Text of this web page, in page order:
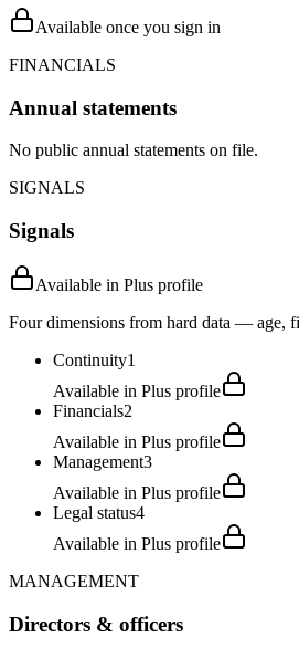
Available once you sign in
FINANCIALS
Annual statements
No public annual statements on file.
SIGNALS
Signals
Available in Plus profile
Four dimensions from hard data — age,
Continuity1
Available in Plus profile
Financials2
Available in Plus profile
Management3
Available in Plus profile
Legal status4
Available in Plus profile
MANAGEMENT
Directors & officers